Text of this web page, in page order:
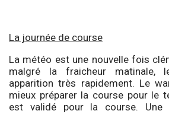
La journée de course
La météo est une nouvelle fois
malgré la fraicheur matinale,
apparition très rapidement. Le
mieux préparer la course pour le
est validé pour la course. Une